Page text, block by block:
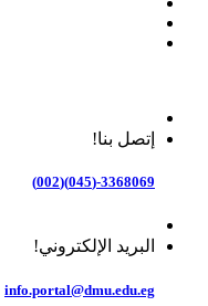
إتصل بنا!
3368069-(045)(002)
البريد الإلكتروني!
info.portal@dmu.edu.eg